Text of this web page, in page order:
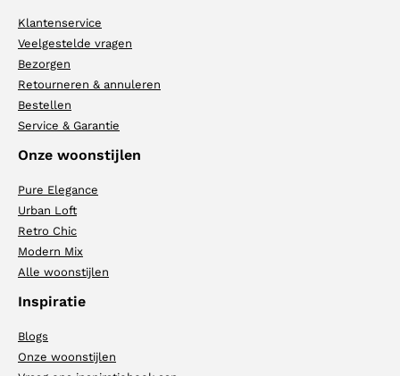
Klantenservice
Veelgestelde vragen
Bezorgen
Retourneren & annuleren
Bestellen
Service & Garantie
Onze woonstijlen
Pure Elegance
Urban Loft
Retro Chic
Modern Mix
Alle woonstijlen
Inspiratie
Blogs
Onze woonstijlen